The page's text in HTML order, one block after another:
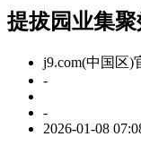
提拔园业集
j9.com(中国区)
-
-
2026-01-08